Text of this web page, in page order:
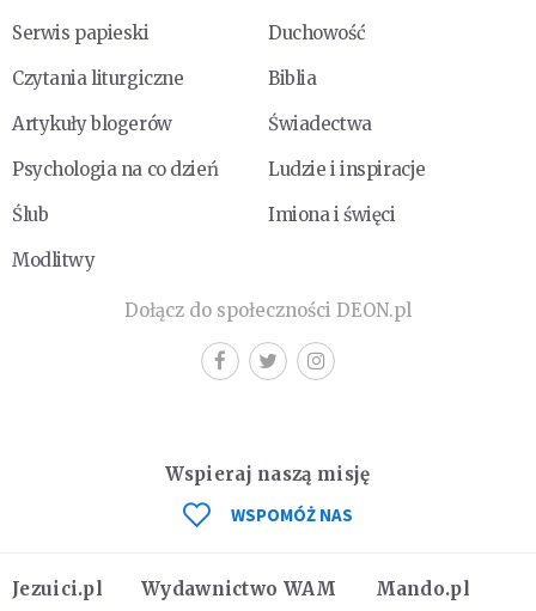
Serwis papieski
Duchowość
Czytania liturgiczne
Biblia
Artykuły blogerów
Świadectwa
Psychologia na co dzień
Ludzie i inspiracje
Ślub
Imiona i święci
Modlitwy
Dołącz do społeczności DEON.pl
Jezuici.pl Wydawnictwo WAM Mando.pl
Wspieraj naszą misję
WSPOMÓŻ NAS